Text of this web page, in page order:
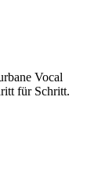
Vocal
für Schritt.